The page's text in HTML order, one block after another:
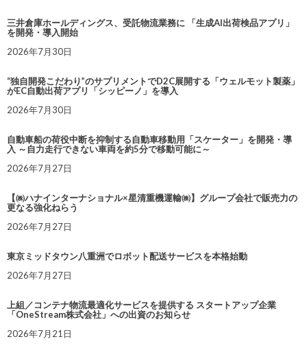
三井倉庫ホールディングス、受託物流業務に 「生成AI出荷検品アプリ」
を開発・導入開始
2026年7月30日
“独自開発こだわり”のサプリメントでD2C展開する「ウェルモット製薬」
がEC自動出荷アプリ「シッピーノ」を導入
2026年7月30日
自動車船の荷役中断を抑制する自動車移動用「スケーター」を開発・導
入 ～自力走行できない車両を約5分で移動可能に～
2026年7月27日
【㈱ハナインターナショナル×星清重機運輸㈱】グループ会社で販売力の
更なる強化ねらう
2026年7月27日
東京ミッドタウン八重洲でロボット配送サービスを本格始動
2026年7月27日
上組／コンテナ物流最適化サービスを提供する スタートアップ企業
「OneStream株式会社」への出資のお知らせ
2026年7月21日